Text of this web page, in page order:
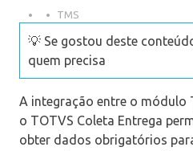
TMS
💡 Se gostou deste
quem precisa
A integração entre o módulo
o TOTVS Coleta Entrega
obter dados obrigatórios